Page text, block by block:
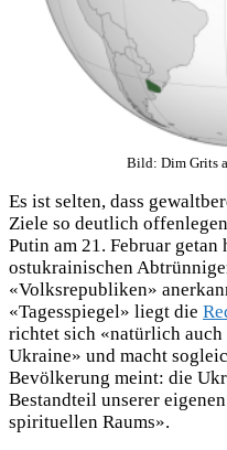
Bild: Dim Grits
Es ist selten, dass
Ziele so deutlich
Putin am 21. Februar getan
ostukrainischen
«Volksrepubliken»
«Tagesspiegel» liegt die
richtet sich «natürlich auch
Ukraine» und macht
Bevölkerung meint: die
Bestandteil unserer
spirituellen Raums».